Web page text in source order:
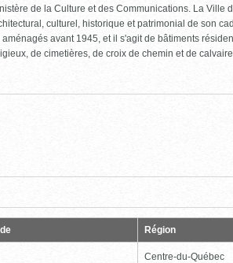
de la Culture et des Communications. La Ville
culturel, historique et patrimonial de son
aménagés avant 1945, et il s'agit de bâtiments
de cimetières, de croix de chemin et de
Région
Centre-du-Québec